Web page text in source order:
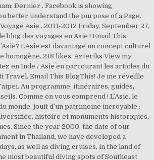
Dernier . Facebook is showing
better understand the purpose of a Page.
Asie...2011-2012 Friday, September 27,
blog des voyages en Asie ! Email This
L’Asie est davantage un concept culturel
homogène. 218 likes. Azteriks View my
en Inde / Asie en parcourant les articles du
Travel. Email This BlogThis! Je me réveille
Au programme, itinéraires, guides,
Comme on vous comprend ! L’Asie, le
monde, jouit d’un patrimoine incroyable :
histoire et monuments historiques,
Since the year 2000, the date of our
in Thailand, we have developed a
as well as diving cruises, in the land of
most beautiful diving spots of Southeast